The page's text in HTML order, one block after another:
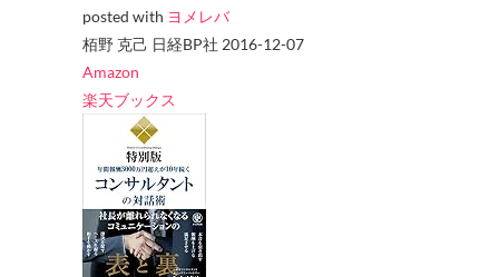
posted with ヨメレバ
栢野 克己 日経BP社 2016-12-07
Amazon
楽天ブックス